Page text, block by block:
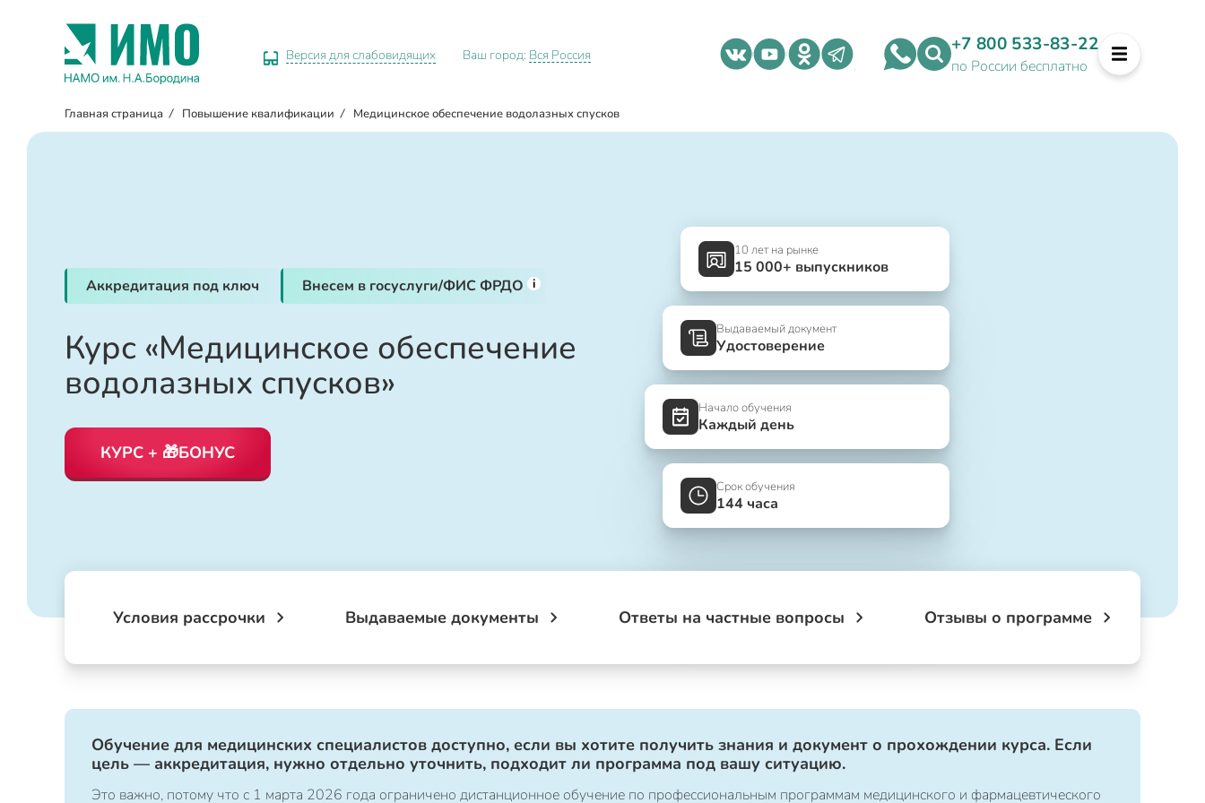
Версия для слабовидящих Ваш город: Вся Россия +7 800 533-83-22
по России бесплатно
Главная страница / Повышение квалификации / Медицинское обеспечение водолазных спусков
Аккредитация под ключ Внесем в госуслуги/ФИС ФРДО i
Курс «Медицинское обеспечение
водолазных спусков»
КУРС + 🎁БОНУС
10 лет на рынке
15 000+ выпускников
Выдаваемый документ
Удостоверение
Начало обучения
Каждый день
Срок обучения
144 часа
Условия рассрочки Выдаваемые документы Ответы на частные вопросы Отзывы о программе
Обучение для медицинских специалистов доступно, если вы хотите получить знания и документ о прохождении курса. Если
цель — аккредитация, нужно отдельно уточнить, подходит ли программа под вашу ситуацию.
Это важно, потому что с 1 марта 2026 года ограничено дистанционное обучение по профессиональным программам медицинского и фармацевтического